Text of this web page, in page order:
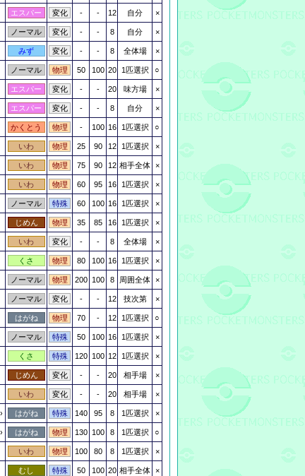
エスパー 変化 - - 12 自分 ×
ノーマル 変化 - - 8 自分 ×
みず 変化 - - 8 全体場 ×
ノーマル 物理 50 100 20 1匹選択 ○
エスパー 変化 - - 20 味方場 ×
エスパー 変化 - - 8 自分 ×
かくとう 物理 - 100 16 1匹選択 ○
いわ 物理 25 90 12 1匹選択 ×
いわ 物理 75 90 12 相手全体 ×
いわ 物理 60 95 16 1匹選択 ×
ノーマル 特殊 60 100 16 1匹選択 ×
じめん 物理 35 85 16 1匹選択 ×
いわ 変化 - - 8 全体場 ×
くさ 物理 80 100 16 1匹選択 ×
ノーマル 物理 200 100 8 周囲全体 ×
ノーマル 変化 - - 12 技次第 ×
はがね 物理 70 - 12 1匹選択 ○
ノーマル 特殊 50 100 16 1匹選択 ×
くさ 特殊 120 100 12 1匹選択 ×
じめん 変化 - - 20 相手場 ×
いわ 変化 - - 20 相手場 ×
はがね 特殊 140 95 8 1匹選択 ×
はがね 物理 130 100 8 1匹選択 ○
いわ 物理 100 80 8 1匹選択 ×
むし 特殊 50 100 20 相手全体 ×